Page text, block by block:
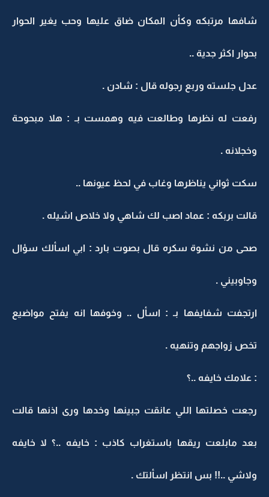
شافها مرتبكه وكأن المكان ضاق عليها وحب يغير الحوار
بحوار اكثر جدية ..
عدل جلسته وربع رجوله قال : شادن .
رفعت له نظرها وطالعت فيه وهمست بـ : هلا مبحوحة
وخجلانه .
سكت ثواني يناظرها وغاب في لحظ عيونها ..
قالت بربكه : عماد اصب لك شاهي ولا خلاص اشيله .
صحى من نشوة سكره قال بصوت بارد : ابي اسألك سؤال
وجاوبيني .
ارتجفت شفايفها بـ : اسأل .. وخوفها انه يفتح مواضيع
تخص زواجهم وتنهيه .
: علامك خايفه ..؟
رجعت خصلتها اللي عانقت جبينها وخدها ورى اذنها قالت
بعد مابلعت ريقها باستغراب كاذب : خايفه ..؟ لا خايفه
ولاشي ..!! بس انتظر اسألتك .